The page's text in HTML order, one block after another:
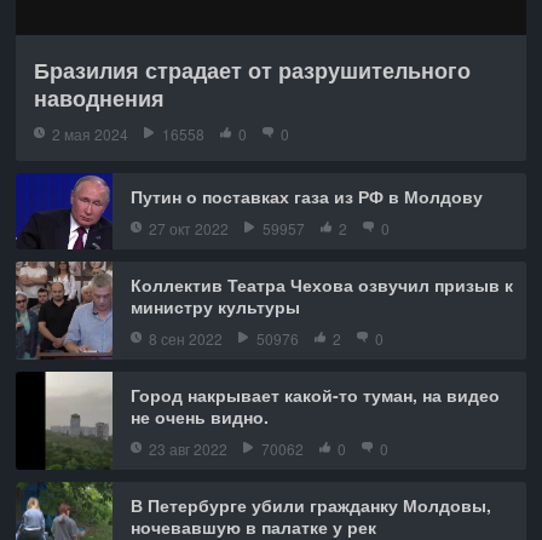
Бразилия страдает от разрушительного
наводнения
2 мая 2024 16558 0 0
Путин о поставках газа из РФ в Молдову
27 окт 2022 59957 2 0
Коллектив Театра Чехова озвучил призыв к
министру культуры
8 сен 2022 50976 2 0
Город накрывает какой-то туман, на видео
не очень видно.
23 авг 2022 70062 0 0
В Петербурге убили гражданку Молдовы,
ночевавшую в палатке у рек